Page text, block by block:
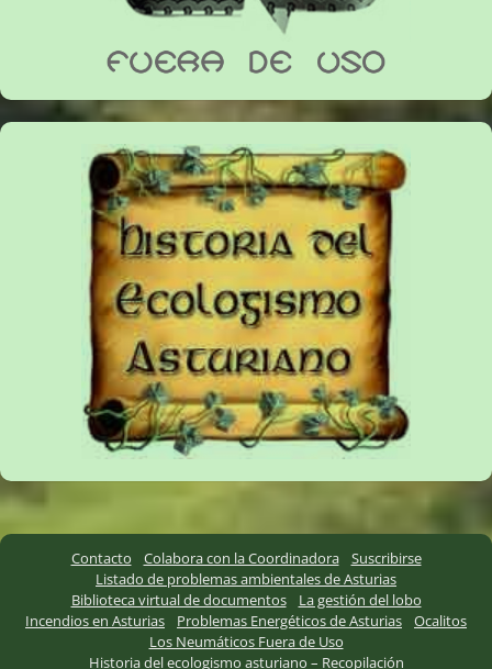
Contacto Colabora con la Coordinadora
Suscribirse
Listado de problemas ambientales de Asturias
Biblioteca virtual de documentos
La gestión del lobo
Incendios en Asturias
Problemas Energéticos de Asturias
Ocalitos
Los Neumáticos Fuera de Uso
Historia del ecologismo asturiano – Recopilación